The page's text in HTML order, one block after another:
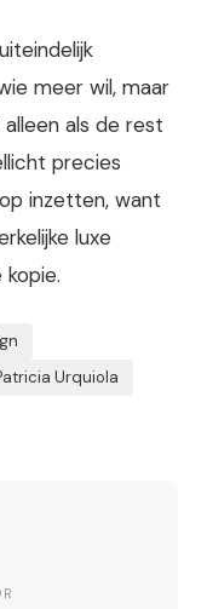
meer wil, maar
als de rest
precies
inzetten, want
luxe
Urquiola